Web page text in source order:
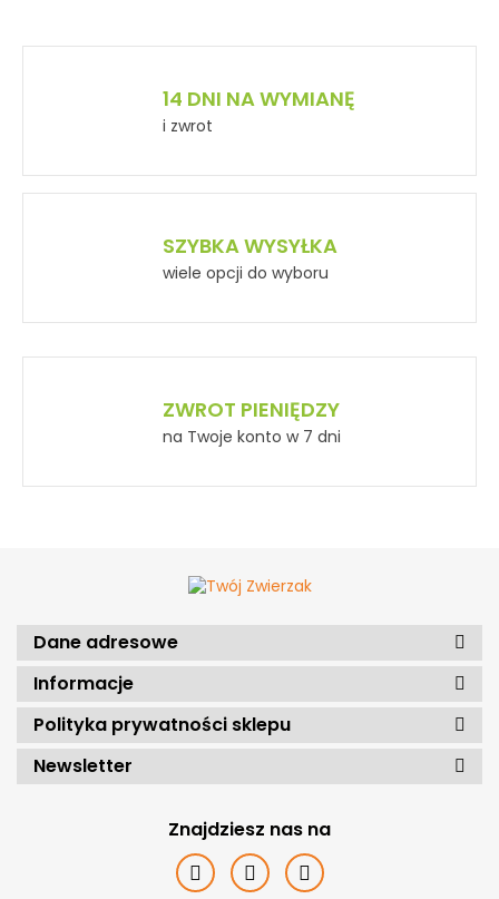
AYLA Care
14 DNI NA WYMIANĘ
i zwrot
SZYBKA WYSYŁKA
wiele opcji do wyboru
ZWROT PIENIĘDZY
na Twoje konto w 7 dni
Dane adresowe
Informacje
Polityka prywatności sklepu
Newsletter
Znajdziesz nas na